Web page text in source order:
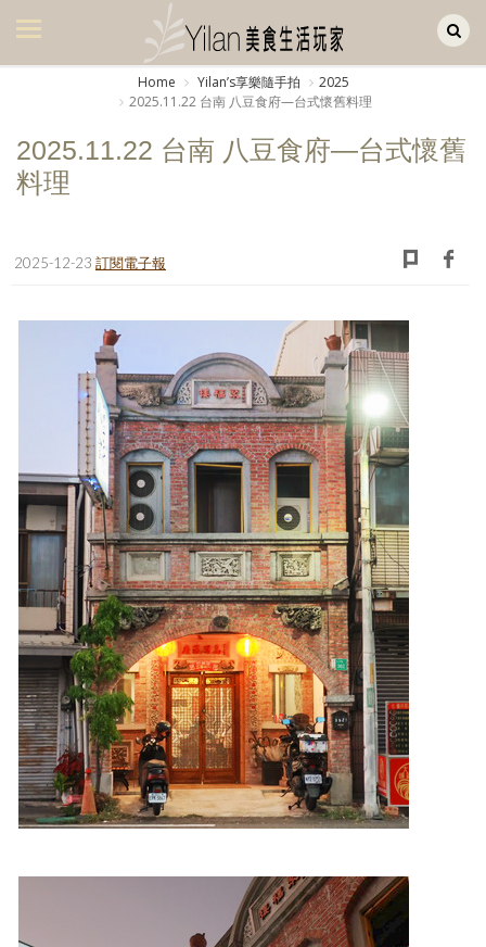
美食集
廚房集
旅遊集
日記簿
餐桌週記
享樂隨手拍
照相簿
影音區
創意出版服務
歷史區
關於Yilan
個人著作
活動實況記錄
媒體報導一覽
Home Yilanʼs享樂隨手拍
2025
2025.11.22 台南 八豆食府—台式懷舊料理
2025.11.22 台南 八豆食府—台式懷舊
料理
2025-12-23 訂閱電子報